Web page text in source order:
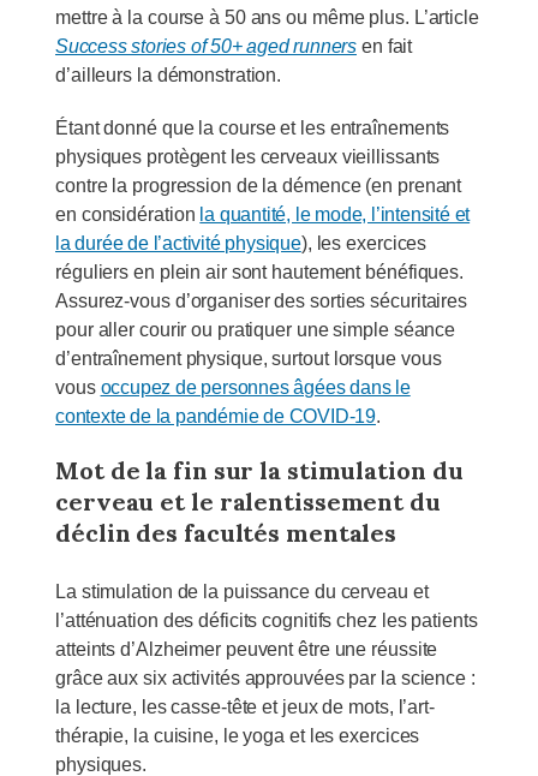
mettre à la course à 50 ans ou même plus. L’article
Success stories of 50+ aged runners en fait
d’ailleurs la démonstration.
Étant donné que la course et les entraînements
physiques protègent les cerveaux vieillissants
contre la progression de la démence (en prenant
en considération la quantité, le mode, l’intensité et
la durée de l’activité physique), les exercices
réguliers en plein air sont hautement bénéfiques.
Assurez-vous d’organiser des sorties sécuritaires
pour aller courir ou pratiquer une simple séance
d’entraînement physique, surtout lorsque vous
vous occupez de personnes âgées dans le
contexte de la pandémie de COVID-19.
Mot de la fin sur la stimulation du
cerveau et le ralentissement du
déclin des facultés mentales
La stimulation de la puissance du cerveau et
l’atténuation des déficits cognitifs chez les patients
atteints d’Alzheimer peuvent être une réussite
grâce aux six activités approuvées par la science :
la lecture, les casse-tête et jeux de mots, l’art-
thérapie, la cuisine, le yoga et les exercices
physiques.